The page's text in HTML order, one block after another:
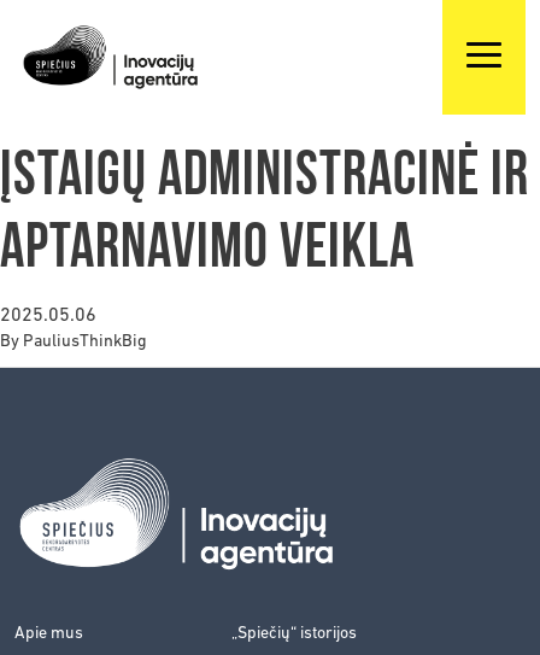
Įstaigų administracinė ir
aptarnavimo veikla
2025.05.06
By PauliusThinkBig
Apie mus „Spiečių“ istorijos